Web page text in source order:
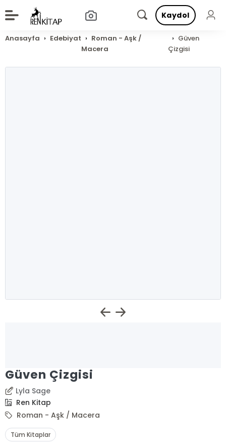
Kaydol
Anasayfa Edebiyat
Roman - Aşk /
Macera
Güven
Çizgisi
Güven Çizgisi
Lyla Sage
Ren Kitap
Roman - Aşk / Macera
Tüm Kitaplar